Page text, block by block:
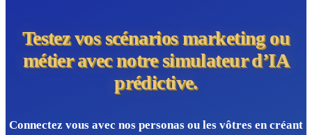
Testez vos scénarios marketing ou
métier avec notre simulateur d’IA
prédictive.
Connectez vous avec nos personas ou les vôtres en créant